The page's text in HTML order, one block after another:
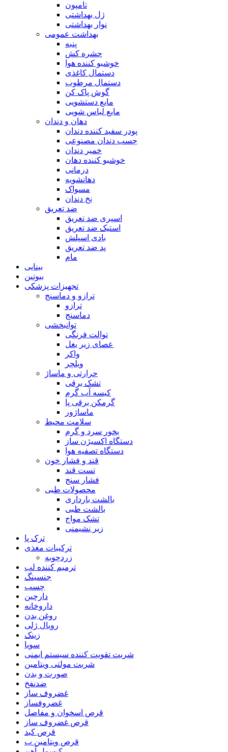
تامپون
ژل بهداشتی
نوار بهداشتی
بهداشت عمومی
پنبه
حشره کش
خوشبو کننده هوا
دستمال کاغذی
دستمال مرطوب
گوش پاک کن
مایع دستشویی
مایع لباس شویی
دهان و دندان
پودر سفید کننده دندان
چسب دندان مصنوعی
خمیر دندان
خوشبو کننده دهان
درمانی
دهانشویه
مسواک
نخ دندان
ضد تعریق
اسپری ضد تعریق
استیک ضد تعریق
بادی اسپلش
پد ضد تعریق
مام
بینایی
بیوتین
تجهیزات پزشکی
ترازو و دماسنج
ترازو
دماسنج
توانبخشی
توالت فرنگی
عصای زیر بغل
واکر
ویلچر
حرارتی و ماساژ
تشک برقی
کیسه آب گرم
گرمکن برقی پا
ماساژور
سلامت محیط
بخور سرد و گرم
دستگاه اکسیژن ساز
دستگاه تصفیه هوا
قند و فشار خون
تست قند
فشار سنج
محصولات طبی
بالشت بارداری
بالشت طبی
تشک مواج
زیر نشیمنی
ترک پا
ترکیبات مغذی
زردچوبه
ترمیم کننده لب
جنسینگ
چسب
دارچین
داروخانه
روغن بدن
رویال ژلی
زینک
سویا
شربت تقویت کننده سیستم ایمنی
شربت مولتی ویتامین
صورت و بدن
ضدنفخ
غضروف ساز
غضروفساز
قرص اسخوان و مفاصل
قرص غضروف ساز
قرص کبد
قرص ویتامین ب